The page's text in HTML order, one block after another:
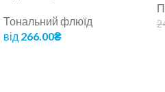
Тональний флюїд
від 266.00₴